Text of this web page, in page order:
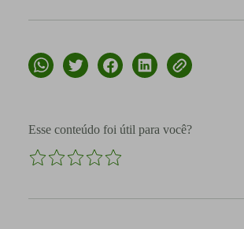
Esse conteúdo foi útil para você?